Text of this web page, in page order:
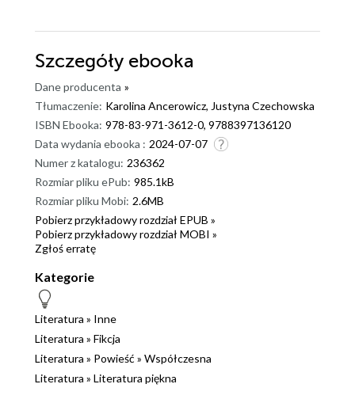
Szczegóły ebooka
Dane producenta »
Tłumaczenie: Karolina Ancerowicz, Justyna Czechowska
ISBN Ebooka: 978-83-971-3612-0, 9788397136120
Data wydania ebooka : 2024-07-07
Numer z katalogu: 236362
Rozmiar pliku ePub: 985.1kB
Rozmiar pliku Mobi: 2.6MB
Pobierz przykładowy rozdział EPUB »
Pobierz przykładowy rozdział MOBI »
Zgłoś erratę
Kategorie
Literatura » Inne
Literatura » Fikcja
Literatura » Powieść » Współczesna
Literatura » Literatura piękna